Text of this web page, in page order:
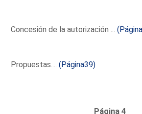
Concesión de la autorización ...
Propuestas....(Página39)
Página 4